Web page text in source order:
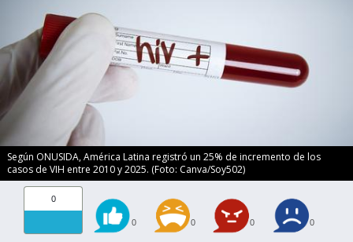
Según ONUSIDA, América Latina registró un 25% de incremento de los
casos de VIH entre 2010 y 2025. (Foto: Canva/Soy502)
0
0 0 0 0